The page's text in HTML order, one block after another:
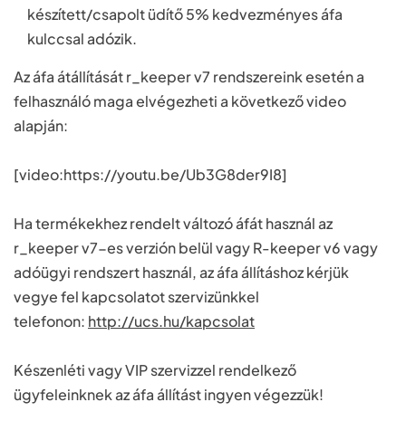
készített/csapolt üdítő 5% kedvezményes áfa
kulccsal adózik.
Az áfa átállítását r_keeper v7 rendszereink esetén a
felhasználó maga elvégezheti a következő video
alapján:
[video:https://youtu.be/Ub3G8der9I8]
Ha termékekhez rendelt változó áfát használ az
r_keeper v7-es verzión belül vagy R-keeper v6 vagy
adóügyi rendszert használ, az áfa állításhoz kérjük
vegye fel kapcsolatot szervizünkkel
telefonon: http://ucs.hu/kapcsolat
Készenléti vagy VIP szervizzel rendelkező
ügyfeleinknek az áfa állítást ingyen végezzük!